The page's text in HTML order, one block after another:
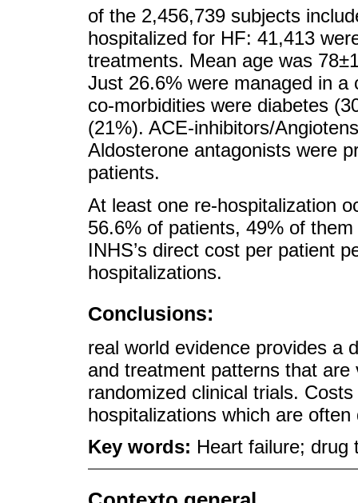
of the 2,456,739 subjects
hospitalized for HF: 41,413
treatments. Mean age was
Just 26.6% were managed in
co-morbidities were diabetes
(21%). ACE-inhibitors/
Aldosterone antagonists were
patients.
At least one re-hospitalization
56.6% of patients, 49% of
INHS’s direct cost per patient
hospitalizations.
Conclusions:
real world evidence provides a
and treatment patterns that
randomized clinical trials.
hospitalizations which are
Key words: Heart failure; drug